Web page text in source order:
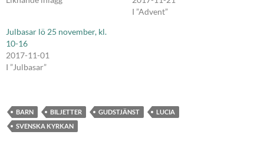
I ”Advent”
Julbasar lö 25 november, kl.
10-16
2017-11-01
I ”Julbasar”
BARN BILJETTER GUDSTJÄNST
LUCIA
SVENSKA KYRKAN